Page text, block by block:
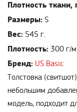
Плотность ткани,
Размеры: S
Вес: 545 г.
Плотность: 300 г/
Бренд: US Basic
Толстовка
небольшим
модель, подходит